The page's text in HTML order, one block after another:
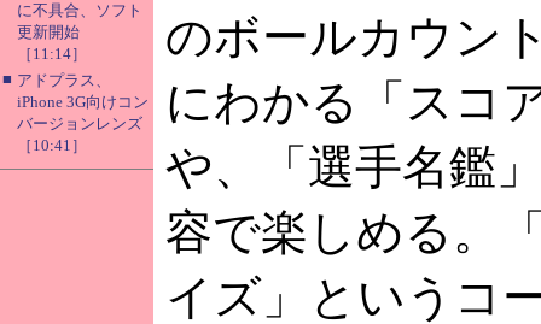
に不具合、ソフト
更新開始
［11:14］
■ アドプラス、
iPhone 3G向けコン
バージョンレンズ
［10:41］
のボールカウン
にわかる「スコ
や、「選手名鑑
容で楽しめる。
イズ」というコ